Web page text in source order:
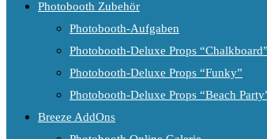
Photobooth Zubehör
Photobooth-Aufgaben
Photobooth-Deluxe Props “Chalkboard”
Photobooth-Deluxe Props “Funky”
Photobooth-Deluxe Props “Beach
Breeze AddOns